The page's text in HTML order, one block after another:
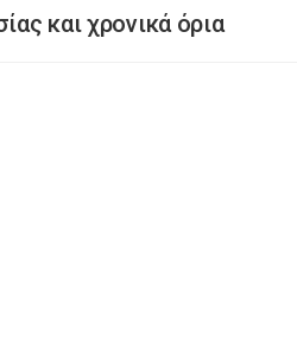
και χρονικά όρια